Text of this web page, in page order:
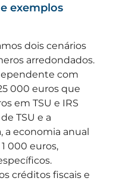
exemplos
dois cenários
arredondados.
com
000 euros que
em TSU e IRS
TSU e a
a economia anual
000 euros,
créditos fiscais e